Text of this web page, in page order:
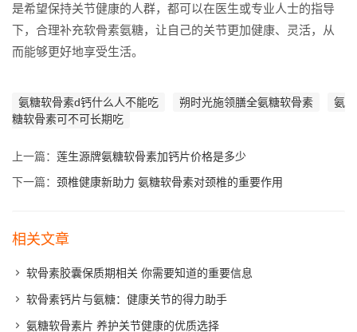
是希望保持关节健康的人群，都可以在医生或专业人士的指导
下，合理补充软骨素氨糖，让自己的关节更加健康、灵活，从
而能够更好地享受生活。
氨糖软骨素d钙什么人不能吃 朔时光施领膳全氨糖软骨素
氨
糖软骨素可不可长期吃
上一篇： 莲生源牌氨糖软骨素加钙片价格是多少
下一篇： 颈椎健康新助力 氨糖软骨素对颈椎的重要作用
相关文章
软骨素胶囊保质期相关 你需要知道的重要信息
软骨素钙片与氨糖：健康关节的得力助手
氨糖软骨素片 养护关节健康的优质选择